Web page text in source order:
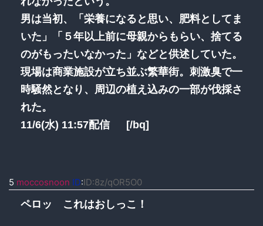
男は当初、「栄養になると思い、肥料としてま
いた」「５年以上前に母親からもらい、捨てる
のがもったいなかった」などと供述していた。
現場は商業施設が立ち並ぶ繁華街。刺激臭で一
時騒然となり、周辺の植え込みの一部が伐採さ
れた。
11/6(水) 11:57配信 [/bq]
5 moccosnoon ID:ID:8z/qOR5O0
ペロッ これはおしっこ！